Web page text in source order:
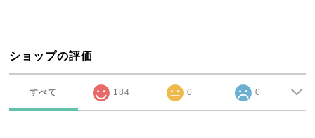
ショップの評価
すべて 184 0 0